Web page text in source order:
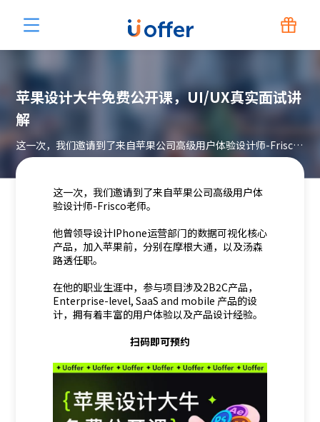
苹果设计大牛免费公开课，UI/UX真实面试讲
解
这一次，我们邀请到了来自苹果公司高级用户体验设计师-Frisco老师。带你了解UI/UX真实面试讲解。
这一次，我们邀请到了来自苹果公司高级用户体
验设计师-Frisco老师。
他曾领导设计IPhone运营部门的数据可视化核心
产品，加入苹果前，分别在摩根大通，以及汤森
路透任职。
在他的职业生涯中，参与项目涉及2B2C产品，
Enterprise-level, SaaS and mobile 产品的设
计，拥有着丰富的用户体验以及产品设计经验。
扫码即可预约